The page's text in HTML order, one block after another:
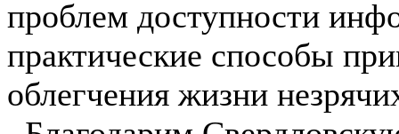
проблем доступности
практические способы
облегчения жизни